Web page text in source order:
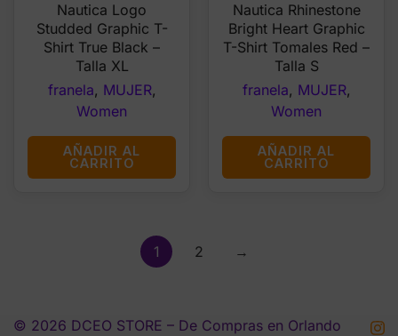
was:
$29.50. $16.99.
Nautica Logo
Studded Graphic T-
Shirt True Black –
Talla XL
franela, MUJER,
Women
AÑADIR AL
CARRITO
was:
$29.50.
is:
$16.99.
Nautica Rhinestone
Bright Heart Graphic
T-Shirt Tomales Red –
Talla S
franela, MUJER,
Women
AÑADIR AL
CARRITO
1 2 →
© 2026 DCEO STORE – De Compras en Orlando